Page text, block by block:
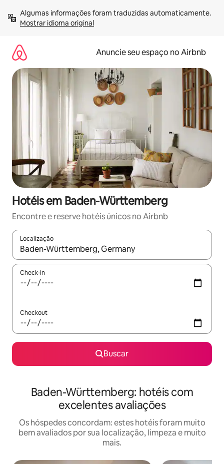
para
Mostrar idioma original
Anuncie seu espaço no Airbnb
Hotéis em Baden-Württemberg
Encontre e reserve hotéis únicos no Airbnb
Localização
Quando os resultados estiverem disponíveis, explore-os
Check-in
Checkout
Buscar
Baden-Württemberg: hotéis com
excelentes avaliações
Os hóspedes concordam: estes hotéis foram muito
bem avaliados por sua localização, limpeza e muito
mais.